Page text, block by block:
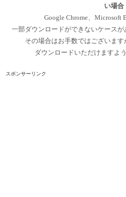
い場合
Google Chrome、Microsoft
一部ダウンロードができないケースが
その場合はお手数ではございま
ダウンロードいただけますよ
スポンサーリンク